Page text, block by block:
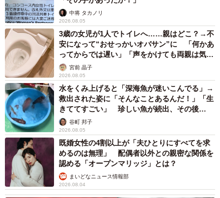
中将 タカノリ
2026.08.05
3歳の女児が1人でトイレへ……親はどこ？→不
安になって“おせっかいオバサン”に 「何かあ
ってからでは遅い」「声をかけても両親は気づ
かぬまま」
宮前 晶子
2026.08.05
水をくみ上げると「深海魚が迷いこんでる」→
救出された姿に「そんなことあるんだ！」「生
きててすごい」 珍しい魚が続出、その後
は……谷町 邦子
2026.08.05
既婚女性の4割以上が「夫ひとりにすべてを求
めるのは無理」 配偶者以外との親密な関係を
認める「オープンマリッジ」とは？
まいどなニュース情報部
2026.08.04